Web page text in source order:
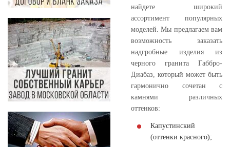
найдете широкий
ассортимент популярных
моделей. Мы предлагаем вам
возможность заказать
надгробные изделия из
черного гранита Габбро-
Диабаз, который может быть
гармонично сочетан с
камнями различных
оттенков:
Капустинский
(оттенки красного);